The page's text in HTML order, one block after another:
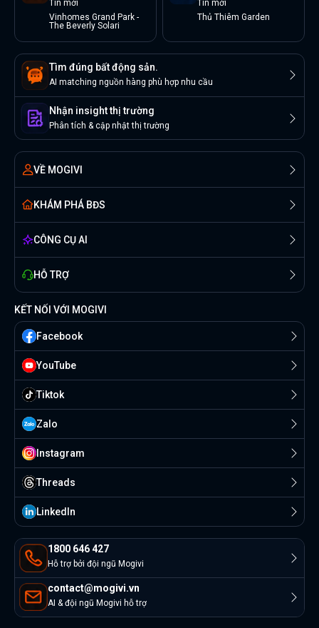
Tin mới
Vinhomes Grand Park -
The Beverly Solari
Tin mới
Thủ Thiêm Garden
Tìm đúng bất động sản.
AI matching nguồn hàng phù hợp nhu cầu
Nhận insight thị trường
Phân tích & cập nhật thị trường
VỀ MOGIVI
KHÁM PHÁ BĐS
CÔNG CỤ AI
HỖ TRỢ
1800 646 427
Hỗ trợ bởi đội ngũ Mogivi
contact@mogivi.vn
AI & đội ngũ Mogivi hỗ trợ
KẾT NỐI VỚI MOGIVI
Facebook
YouTube
Tiktok
Zalo
Instagram
Threads
Linkedln